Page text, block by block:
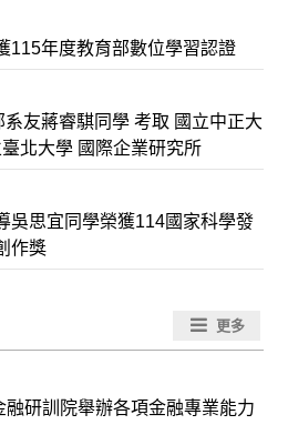
115年度教育部數位學習認證
友蔣睿騏同學 考取 國立中正大
北大學 國際企業研究所
吳思宜同學榮獲114國家科學發
作獎
更多
融研訓院舉辦各項金融專業能力